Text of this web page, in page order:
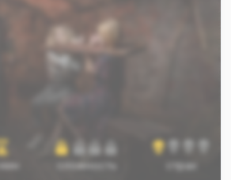
мин сложность страх